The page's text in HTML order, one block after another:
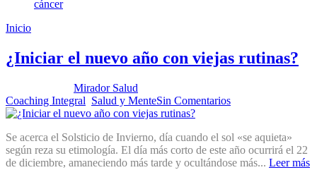
cáncer
Inicio
¿Iniciar el nuevo año con viejas rutinas?
Mirador Salud
Coaching Integral Salud y MenteSin Comentarios
Se acerca el Solsticio de Invierno, día cuando el sol «se aquieta»
según reza su etimología. El día más corto de este año ocurrirá el 22
de diciembre, amaneciendo más tarde y ocultándose más... Leer más